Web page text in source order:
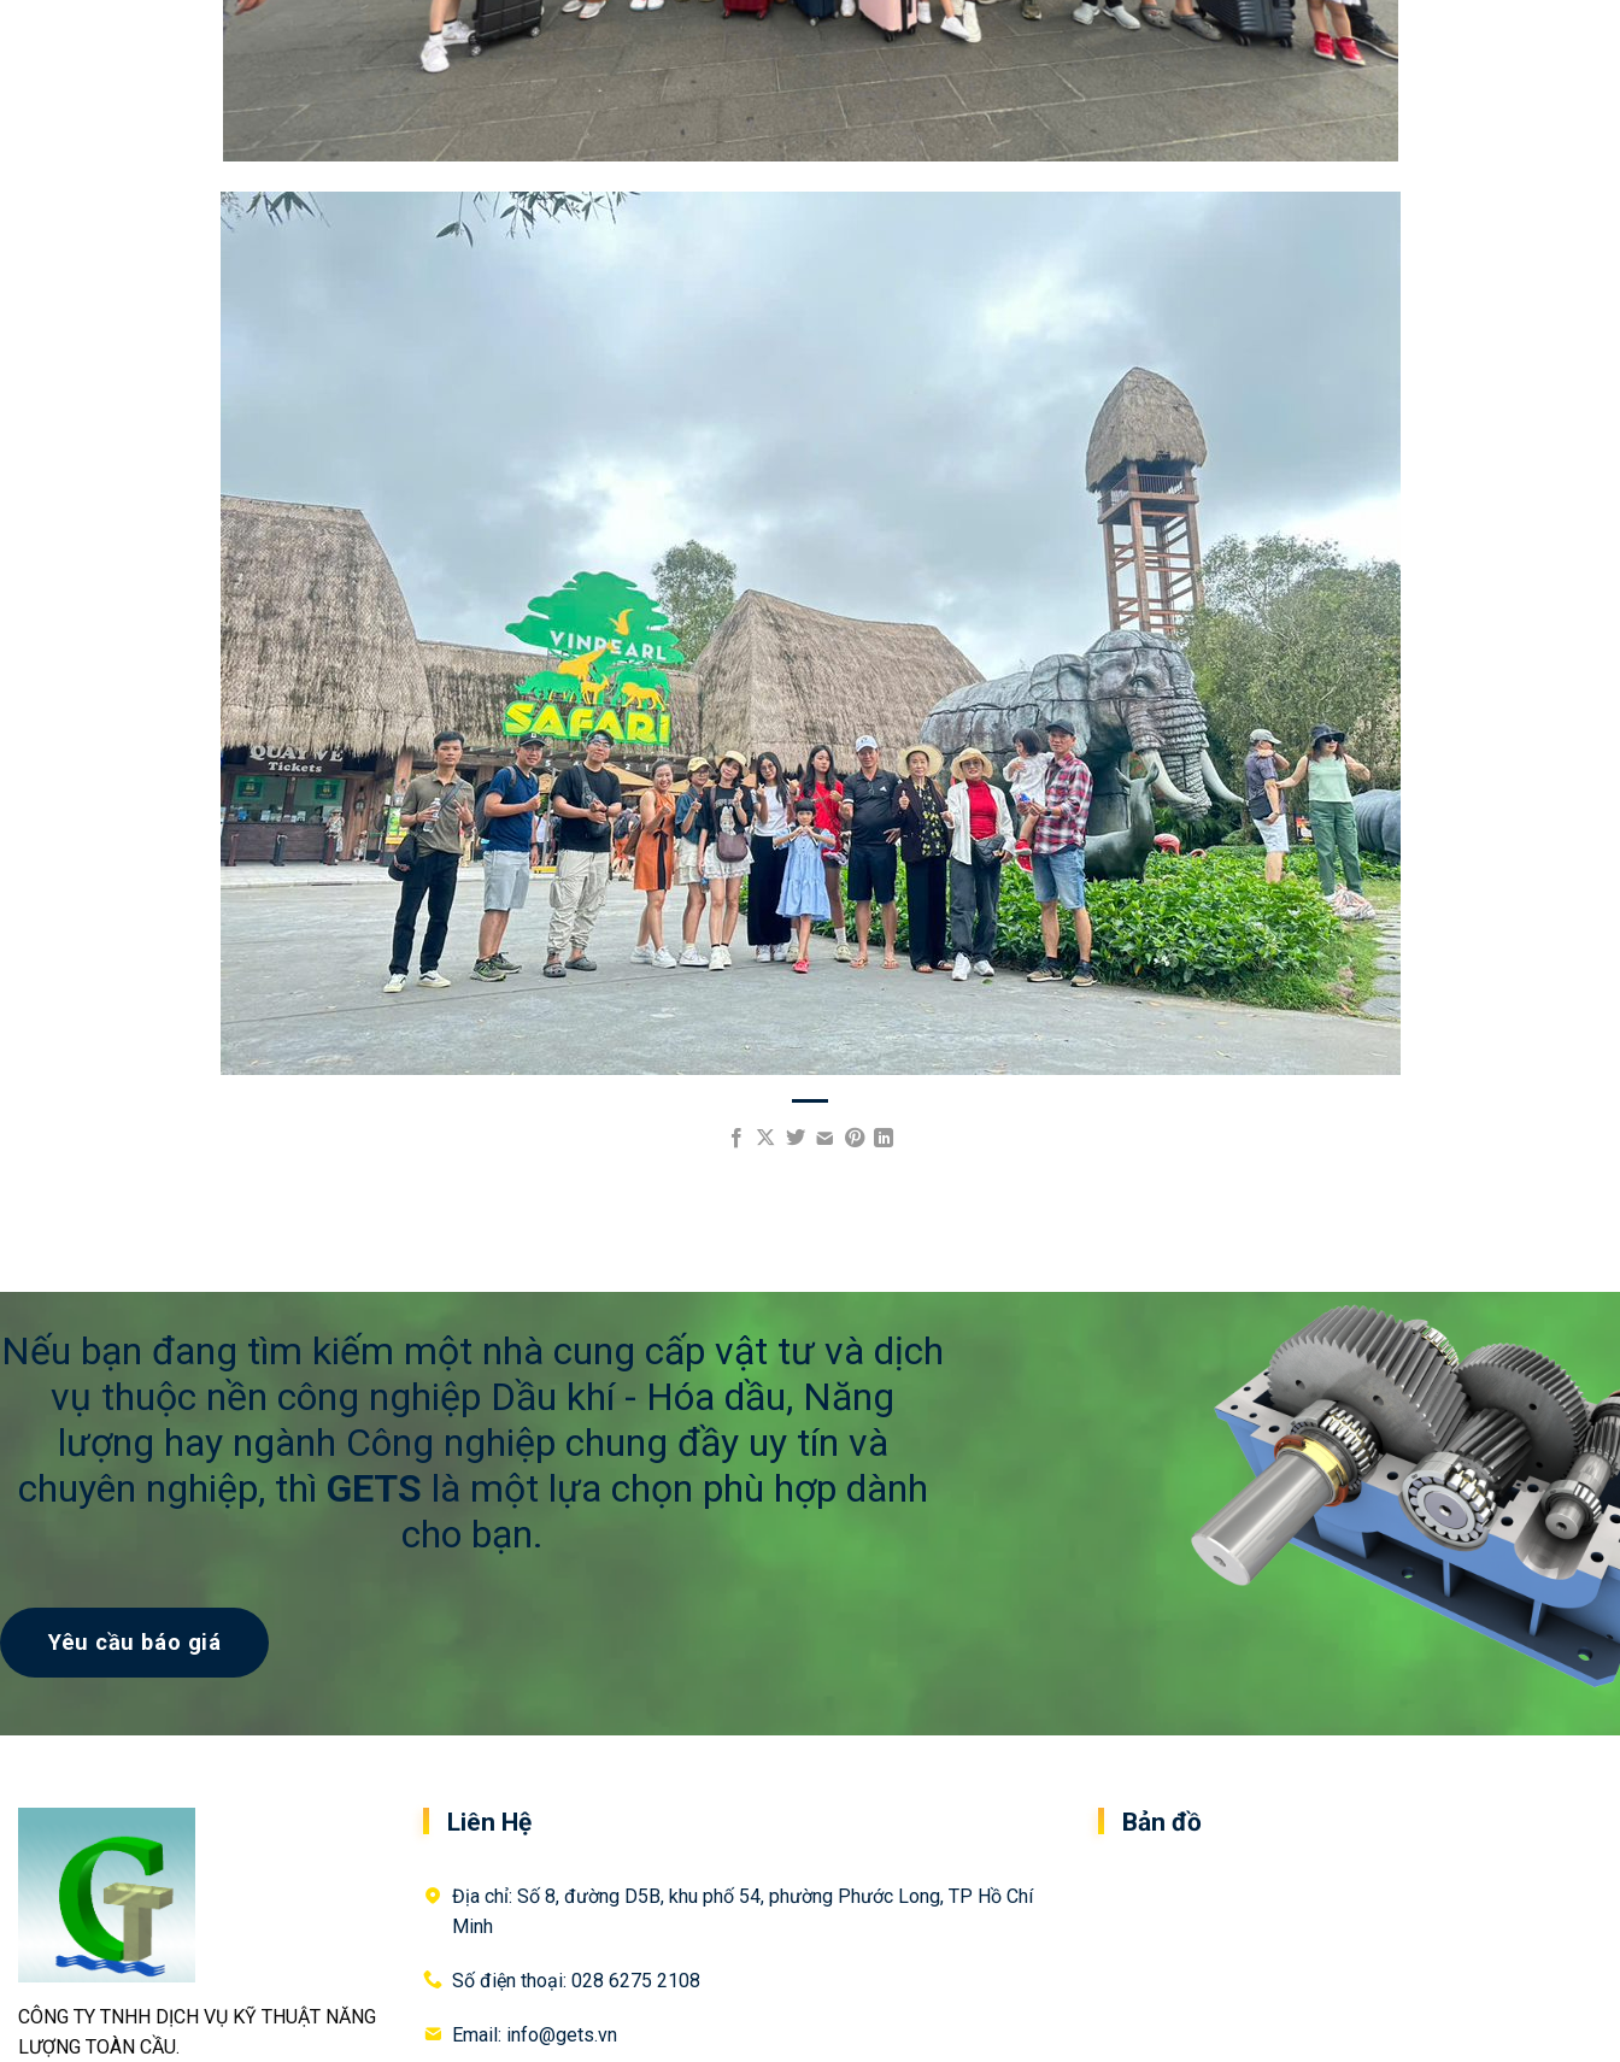
Nếu bạn đang tìm kiếm một nhà cung cấp vật tư và dịch
vụ thuộc nền công nghiệp Dầu khí - Hóa dầu, Năng
lượng hay ngành Công nghiệp chung đầy uy tín và
chuyên nghiệp, thì GETS là một lựa chọn phù hợp dành
cho bạn.
Yêu cầu báo giá
CÔNG TY TNHH DỊCH VỤ KỸ THUẬT NĂNG
LƯỢNG TOÀN CẦU.
Liên Hệ
Địa chỉ: Số 8, đường D5B, khu phố 54, phường Phước Long, TP Hồ Chí
Minh
Số điện thoại: 028 6275 2108
Email: info@gets.vn
Bản đồ